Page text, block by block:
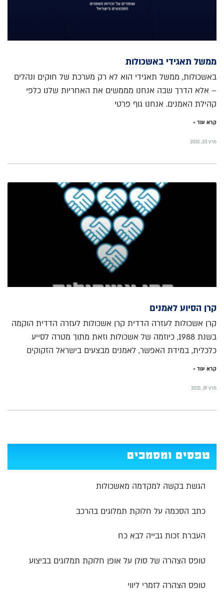
ממשל תאגידי באשכולות
באשכולות, ממשל תאגידי הוא לא רק מערכת של חוקים ונהלים
– אלא הדרך שבה אנחנו מממשים את האחריות שלנו כלפי
קהילת האמנים. אנחנו גוף פרטי
קרא עוד »
מרץ 23, 2021
קרן הסיוע לאמנים
קרן אשכולות לעזרה הדדית קרן אשכולות לעזרה הדדית הוקמה
בשנת 1988, כיוזמה של אשכולות וזאת מתוך מטרה לסייע
כלכלית, במידת האפשר, לאמנים מבצעים בישראל הזקוקים
קרא עוד »
מרץ 19, 2021
טפסים ומסמכים
הגשת בקשה למקדמה מאשכולות
כתב הסכמה על חלוקת תמלוגים בהרכב
העברת זכות גבייה לבא כח
טופס הצהרה של סולן על אופן חלוקת תמלוגים בביצוע
טופס הצהרה לזמרי ליווי